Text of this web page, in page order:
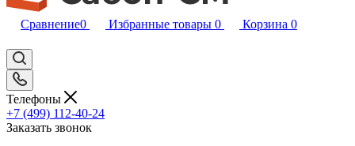
Сравнение0 Избранные товары 0 Корзина 0
Телефоны
+7 (499) 112-40-24
Заказать звонок